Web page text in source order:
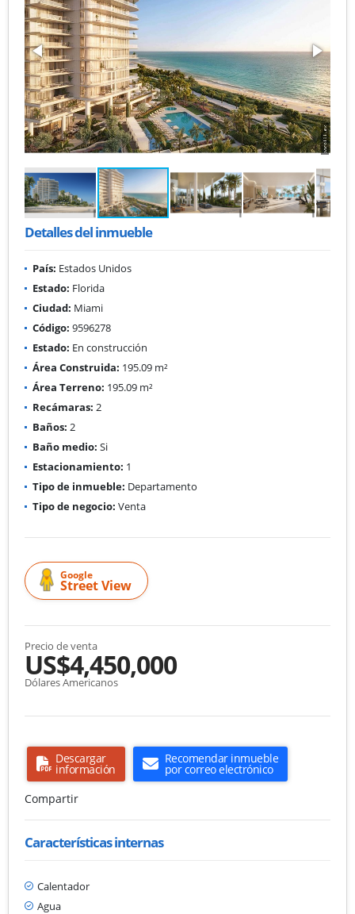
Detalles del inmueble
País: Estados Unidos
Estado: Florida
Ciudad: Miami
Código: 9596278
Estado: En construcción
Área Construida: 195.09 m²
Área Terreno: 195.09 m²
Recámaras: 2
Baños: 2
Baño medio: Si
Estacionamiento: 1
Tipo de inmueble: Departamento
Tipo de negocio: Venta
Google
Street View
Precio de venta
US$4,450,000
Dólares Americanos
Descargar
información
Recomendar inmueble
por correo electrónico
Compartir
Características internas
Calentador
Agua